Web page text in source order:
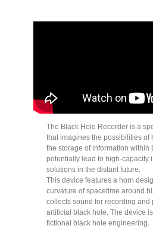
The Black Hole Recorder is a
that imagines the possibilities of
the storage of information within
potentially lead to high-capacity
solutions in the distant future.
This device features a horn
curvature of spacetime around
collects sound for recording and
artificial black hole. The device
fictional black hole engineering.